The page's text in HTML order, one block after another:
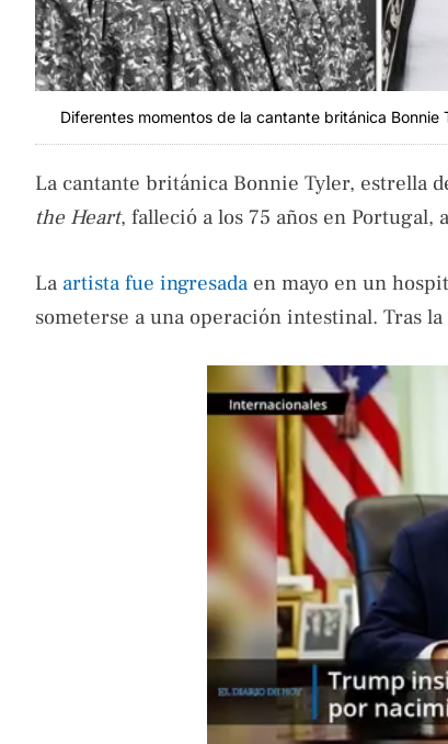
Diferentes momentos de la cantante británica
La cantante británica Bonnie Tyler, estrella
the Heart, falleció a los 75 años en Portugal,
La artista fue ingresada en mayo en un
someterse a una operación intestinal. Tras